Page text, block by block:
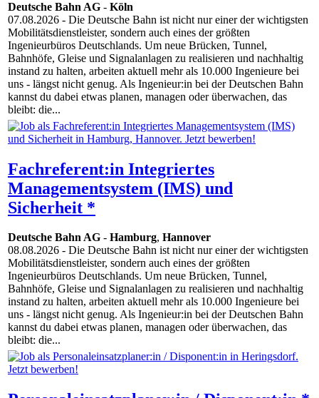
Deutsche Bahn AG - Köln
07.08.2026 - Die Deutsche Bahn ist nicht nur einer der wichtigsten
Mobilitätsdienstleister, sondern auch eines der größten
Ingenieurbüros Deutschlands. Um neue Brücken, Tunnel,
Bahnhöfe, Gleise und Signalanlagen zu realisieren und nachhaltig
instand zu halten, arbeiten aktuell mehr als 10.000 Ingenieure bei
uns - längst nicht genug. Als Ingenieur:in bei der Deutschen Bahn
kannst du dabei etwas planen, managen oder überwachen, das
bleibt: die...
Fachreferent:in Integriertes
Managementsystem (IMS) und
Sicherheit *
Deutsche Bahn AG - Hamburg, Hannover
08.08.2026 - Die Deutsche Bahn ist nicht nur einer der wichtigsten
Mobilitätsdienstleister, sondern auch eines der größten
Ingenieurbüros Deutschlands. Um neue Brücken, Tunnel,
Bahnhöfe, Gleise und Signalanlagen zu realisieren und nachhaltig
instand zu halten, arbeiten aktuell mehr als 10.000 Ingenieure bei
uns - längst nicht genug. Als Ingenieur:in bei der Deutschen Bahn
kannst du dabei etwas planen, managen oder überwachen, das
bleibt: die...